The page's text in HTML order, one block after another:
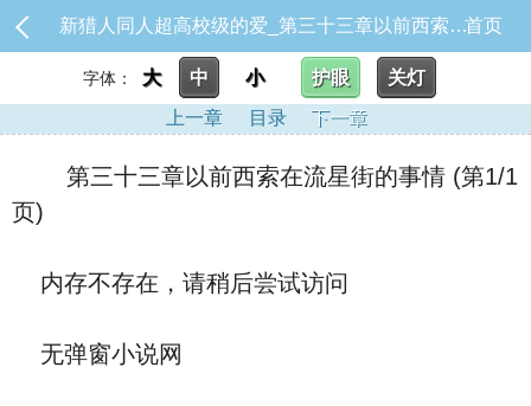
新猎人同人超高校级的爱_第三十三章以前西索在流星街的事情首页
字体： 大 中 小 护眼
关灯
上一章
目录 下一章
第三十三章以前西索在流星街的事情 (第1/1
页)
内存不存在，请稍后尝试访问
无弹窗小说网